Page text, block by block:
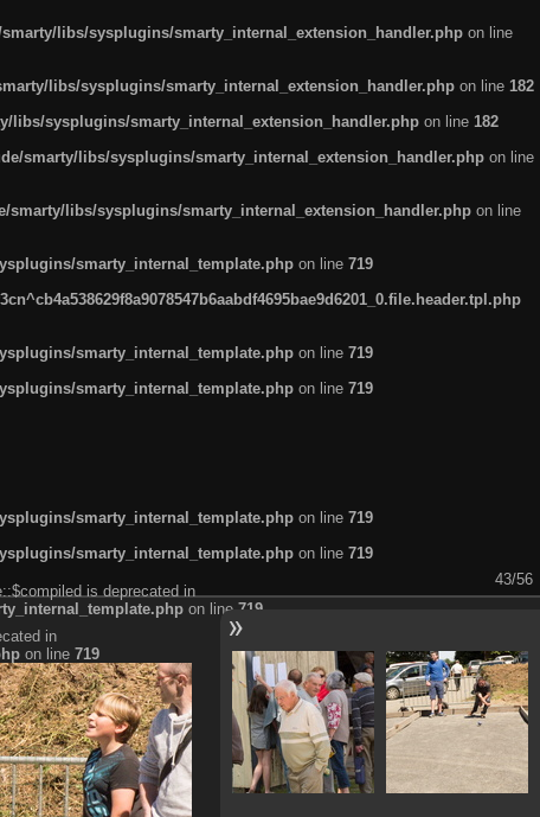
libs/sysplugins/smarty_internal_extension_handler.php on line
libs/sysplugins/smarty_internal_extension_handler.php on line 182
libs/sysplugins/smarty_internal_extension_handler.php on line 182
smarty/libs/sysplugins/smarty_internal_extension_handler.php on line
smarty/libs/sysplugins/smarty_internal_extension_handler.php on line
smarty_internal_template.php on line 719
smarty_internal_template.php on line 719
smarty_internal_template.php on line 719
smarty_internal_template.php on line 719
smarty_internal_template.php on line 719
43/56
is deprecated in
on line 719
in
on line 719